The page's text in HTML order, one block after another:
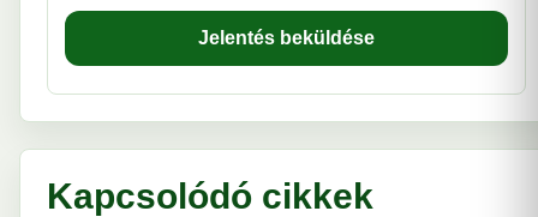
Jelentés beküldése
Kapcsolódó cikkek